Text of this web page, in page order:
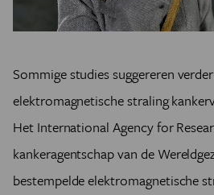
Sommige studies suggereren
elektromagnetische straling
Het International Agency for
kankeragentschap van de
bestempelde elektromagnetische